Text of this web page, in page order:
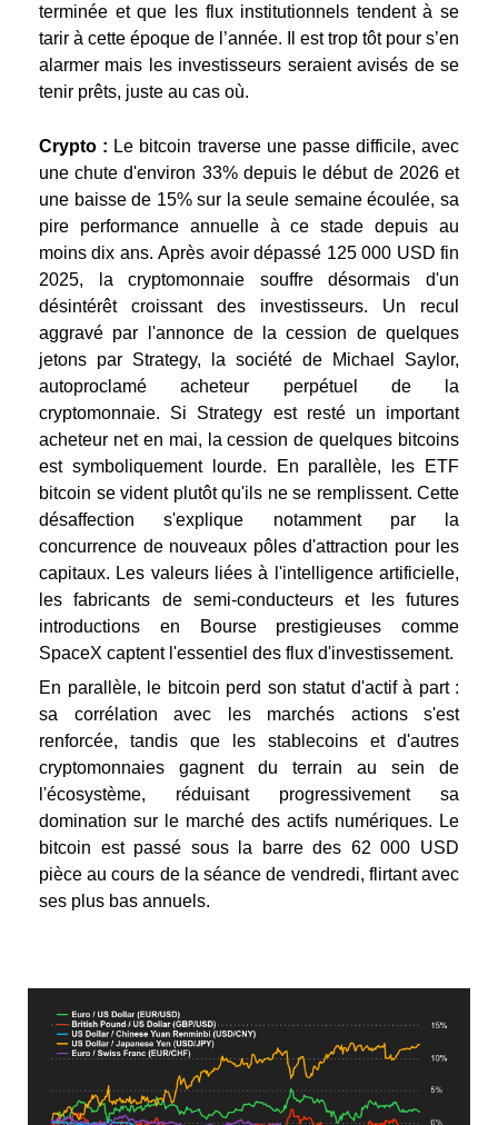
terminée et que les flux institutionnels tendent à se
tarir à cette époque de l’année. Il est trop tôt pour s’en
alarmer mais les investisseurs seraient avisés de se
tenir prêts, juste au cas où.
Crypto : Le bitcoin traverse une passe difficile, avec
une chute d'environ 33% depuis le début de 2026 et
une baisse de 15% sur la seule semaine écoulée, sa
pire performance annuelle à ce stade depuis au
moins dix ans.Après avoir dépassé 125 000 USD fin
2025, la cryptomonnaie souffre désormais d'un
désintérêt croissant des investisseurs. Un recul
aggravé par l'annonce de la cession de quelques
jetons par Strategy, la société de Michael Saylor,
autoproclamé acheteur perpétuel de la
cryptomonnaie. Si Strategy est resté un important
acheteur net en mai, la cession de quelques bitcoins
est symboliquement lourde. En parallèle, les ETF
bitcoin se vident plutôt qu'ils ne se remplissent. Cette
désaffection s'explique notamment par la
concurrence de nouveaux pôles d'attraction pour les
capitaux. Les valeurs liées à l'intelligence artificielle,
les fabricants de semi-conducteurs et les futures
introductions en Bourse prestigieuses comme
SpaceX captent l'essentiel des flux d'investissement.
En parallèle, le bitcoin perd son statut d'actif à part :
sa corrélation avec les marchés actions s'est
renforcée, tandis que les stablecoins et d'autres
cryptomonnaies gagnent du terrain au sein de
l'écosystème, réduisant progressivement sa
domination sur le marché des actifs numériques. Le
bitcoin est passé sous la barre des 62 000 USD
pièce au cours de la séance de vendredi, flirtant avec
ses plus bas annuels.